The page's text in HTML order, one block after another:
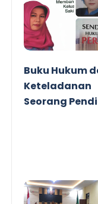
Buku Hukum
Keteladanan
Seorang